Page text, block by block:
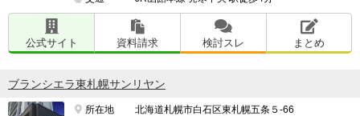
公式サイト 資料請求 検討スレ まとめ
ブランシエラ東札幌サンリヤン
所在地
北海道札幌市白石区東札幌五条５-66